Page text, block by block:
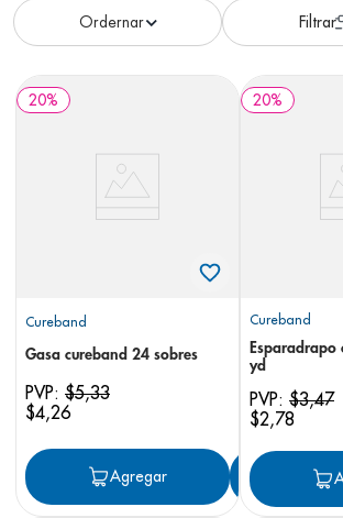
20%
Cureband
Gasa cureband 24 sobres
PVP: $5,33
$4,26
Agregar
20%
Cureband
yd
PVP: $3,47
$2,78
nivea
6. bioderma
7.
pediasure
panolini